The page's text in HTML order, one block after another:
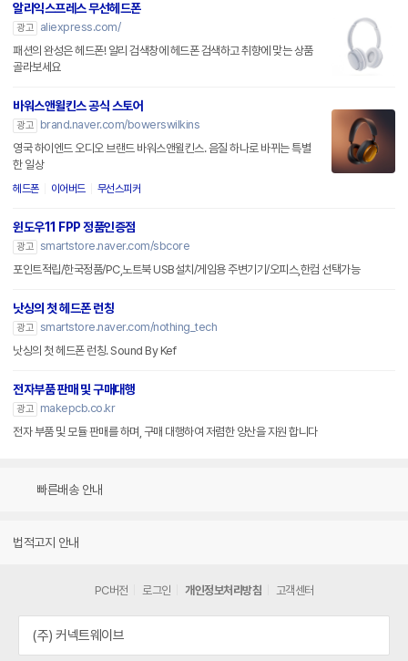
알리익스프레스 무선헤드폰
광고
aliexpress.com/
패션의 완성은 헤드폰! 알리 검색창에 헤드폰 검색하고 취향에 맞는 상품
골라보세요
바워스앤윌킨스 공식 스토어
광고
brand.naver.com/bowerswilkins
영국 하이엔드 오디오 브랜드 바워스앤윌킨스. 음질 하나로 바뀌는 특별
한 일상
헤드폰 이어버드 무선스피커
윈도우11 FPP 정품인증점
광고 smartstore.naver.com/sbcore
포인트적립/한국정품/PC,노트북 USB설치/게임용 주변기기/오피스,한컴 선택가능
낫싱의 첫 헤드폰 런칭
광고 smartstore.naver.com/nothing_tech
낫싱의 첫 헤드폰 런칭. Sound By Kef
전자부품 판매 및 구매대행
광고
makepcb.co.kr
전자 부품 및 모듈 판매를 하며, 구매 대행하여 저렴한 양산을 지원 합니다
빠른배송 안내
법적고지 안내
PC버전 로그인 개인정보처리방침 고객센터
(주) 커넥트웨이브